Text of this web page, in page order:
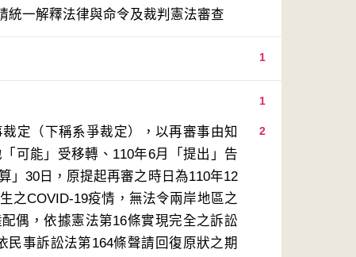
統一解釋法律與命令及裁判憲法審查
1
1
2
定（下稱系爭裁定），以再審事由知
可能」受移轉、110年6月「提出」告
」30日，原提起再審之時日為110年12
之COVID-19疫情，無法令兩岸地區之
偶，依據憲法第16條實現完全之訴訟
民事訴訟法第164條聲請回復原狀之期